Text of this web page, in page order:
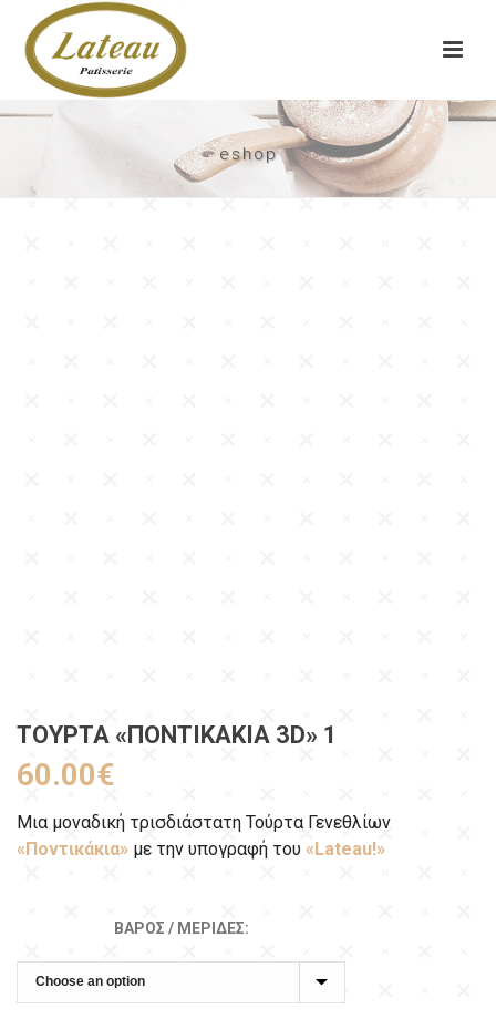
eshop
ΤΟΎΡΤΑ «ΠΟΝΤΙΚΆΚΙΑ 3D» 1
60.00€
Μια μοναδική τρισδιάστατη Τούρτα Γενεθλίων
«Ποντικάκια» με την υπογραφή του «Lateau!»
ΒΆΡΟΣ / ΜΕΡΊΔΕΣ: